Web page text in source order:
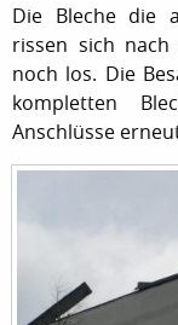
Die Bleche die
rissen sich
noch los. Die
kompletten
Anschlüsse